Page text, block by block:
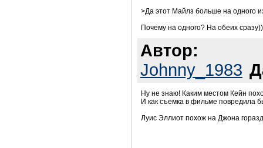
>Да этот Майлз больше на одного
Почему на одного? На обеих
Автор:
Johnny_1983
Ну не знаю! Каким местом Кейн
И как съемка в фильме повредила
Луис Эллиот похож на Джона